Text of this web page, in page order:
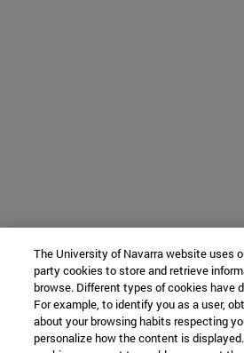
The University of Navarra website uses
party cookies to store and retrieve
browse. Different types of cookies have
For example, to identify you as a user,
about your browsing habits respecting
personalize how the content is